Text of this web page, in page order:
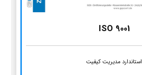
ISO 9001
استاندارد مدیریت کیفیت